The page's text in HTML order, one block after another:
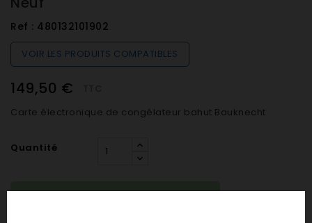
Ref : 480132101902
VOIR LES PRODUITS COMPATIBLES
149,50 €
Carte électronique de congélateur bahut Bauknecht
Quantité